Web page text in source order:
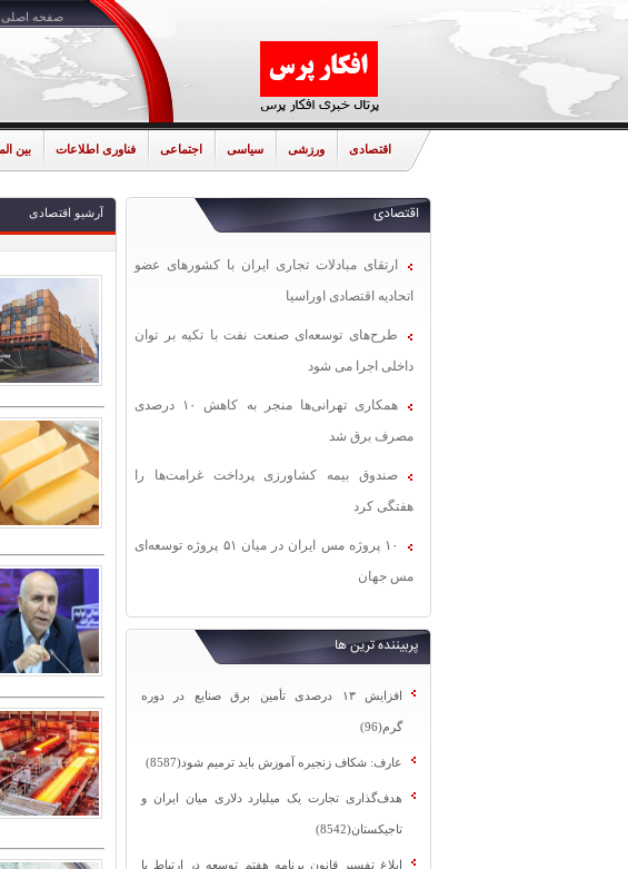
صفحه اصلی
اقتصادی ورزشی سیاسی اجتماعی فناوری اطلاعات بین
اقتصادی
ارتقای مبادلات تجاری ایران با کشورهای عضو
اتحادیه اقتصادی اوراسیا
طرح‌های توسعه‌ای صنعت نفت با تکیه بر توان
داخلی اجرا می شود
همکاری تهرانی‌ها منجر به کاهش ۱۰ درصدی
مصرف برق شد
صندوق بیمه کشاورزی پرداخت غرامت‌ها را
هفتگی کرد
۱۰ پروژه مس ایران در میان ۵۱ پروژه توسعه‌ای
مس جهان
پربیننده ترین ها
افزایش ۱۳ درصدی تأمین برق صنایع در دوره
گرم(96)
عارف: شکاف زنجیره آموزش باید ترمیم شود(8587)
هدف‌گذاری تجارت یک میلیارد دلاری میان ایران و
تاجیکستان(8542)
ابلاغ تفسیر قانون برنامه هفتم توسعه در ارتباط با
آرشیو اقتصادی